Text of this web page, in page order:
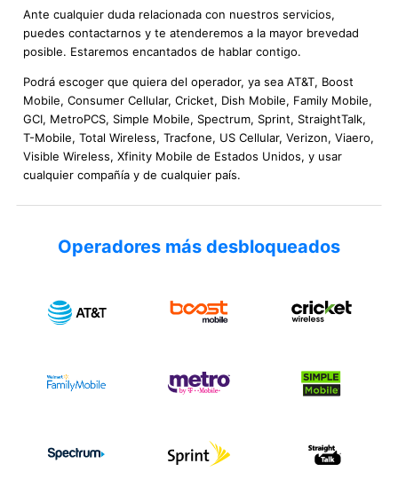
Ante cualquier duda relacionada con nuestros servicios,
puedes contactarnos y te atenderemos a la mayor brevedad
posible. Estaremos encantados de hablar contigo.
Podrá escoger que quiera del operador, ya sea AT&T, Boost
Mobile, Consumer Cellular, Cricket, Dish Mobile, Family Mobile,
GCI, MetroPCS, Simple Mobile, Spectrum, Sprint, StraightTalk,
T-Mobile, Total Wireless, Tracfone, US Cellular, Verizon, Viaero,
Visible Wireless, Xfinity Mobile de Estados Unidos, y usar
cualquier compañía y de cualquier país.
Operadores más desbloqueados